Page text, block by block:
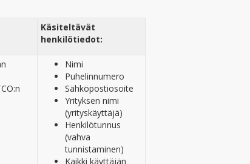
Käsiteltävät
henkilötiedot:
Nimi
Puhelinnumero
Sähköpostiosoite
Yrityksen nimi
(yrityskäyttäjä)
Henkilötunnus
(vahva
tunnistaminen)
Kaikki käyttäjän